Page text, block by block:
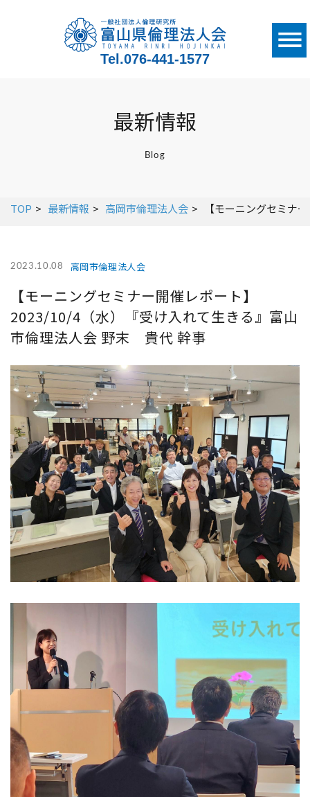
Tel.076-441-1577
最新情報
Blog
TOP 最新情報 高岡市倫理法人会 【モーニングセミナ
2023.10.08 高岡市倫理法人会
【モーニングセミナー開催レポート】
2023/10/4（水）『受け入れて生きる』富山
市倫理法人会 野末 貴代 幹事